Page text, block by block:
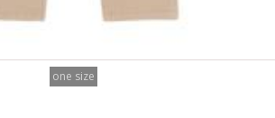
one size